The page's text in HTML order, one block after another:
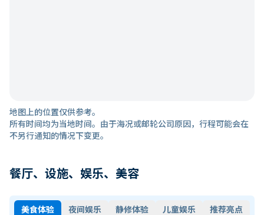
地图上的位置仅供参考。
所有时间均为当地时间。由于海况或邮轮公司原因，行程可能会在
不另行通知的情况下变更。
餐厅、设施、娱乐、美容
美食体验 夜间娱乐 静修体验 儿童娱乐 推荐亮点